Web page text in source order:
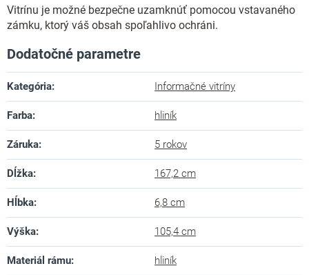
Vitrínu je možné bezpečne uzamknúť pomocou vstavaného
zámku, ktorý váš obsah spoľahlivo ochráni.
Dodatočné parametre
Kategória: Informačné vitríny
Farba: hliník
Záruka: 5 rokov
Dĺžka: 167,2 cm
Hĺbka: 6,8 cm
Výška: 105,4 cm
Materiál rámu: hliník